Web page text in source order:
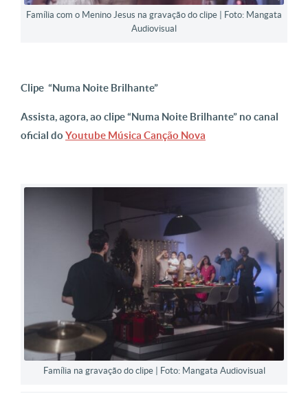
Família com o Menino Jesus na gravação do clipe | Foto: Mangata
Audiovisual
Clipe “Numa Noite Brilhante”
Assista, agora, ao clipe “Numa Noite Brilhante” no canal
oficial do Youtube Música Canção Nova
Família na gravação do clipe | Foto: Mangata Audiovisual